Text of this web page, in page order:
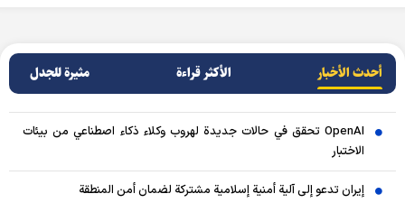
أحدث الأخبار الأکثر قراءة مثيرة للجدل
OpenAI تحقق في حالات جديدة لهروب وكلاء ذكاء اصطناعي من بيئات
الاختبار
إيران تدعو إلى آلية أمنية إسلامية مشتركة لضمان أمن المنطقة